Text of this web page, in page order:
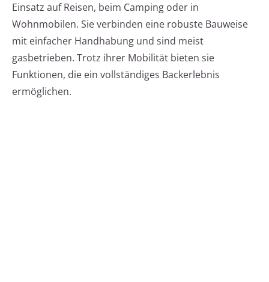
Einsatz auf Reisen, beim Camping oder in
Wohnmobilen. Sie verbinden eine robuste Bauweise
mit einfacher Handhabung und sind meist
gasbetrieben. Trotz ihrer Mobilität bieten sie
Funktionen, die ein vollständiges Backerlebnis
ermöglichen.